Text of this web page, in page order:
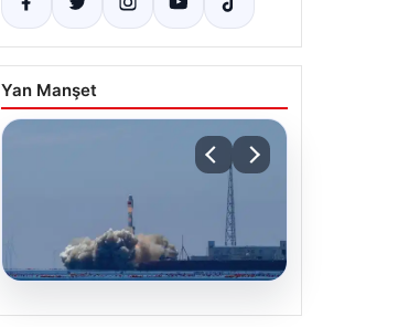
Yan Manşet